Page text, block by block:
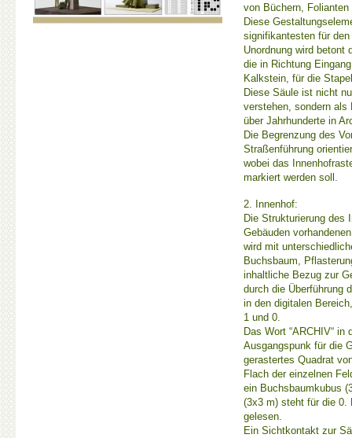
von Büchern,
Diese
signifikantesten für
Unordnung wird betont
die in Richtung
Kalkstein, für die
Diese Säule ist nicht
verstehen, sondern als
über Jahrhunderte in
Die Begrenzung des
Straßenführung
wobei das
markiert werden soll.
2. Innenhof:
Die Strukturierung des
Gebäuden
wird mit
Buchsbaum,
inhaltliche Bezug zur
durch die Überführung
in den digitalen
1 und 0.
Das Wort “ARCHIV“
Ausgangspunk für die
gerastertes Quadrat
Flach der einzelnen
ein Buchsbaumkubus
(3x3 m) steht für die 0.
gelesen.
Ein Sichtkontakt zur